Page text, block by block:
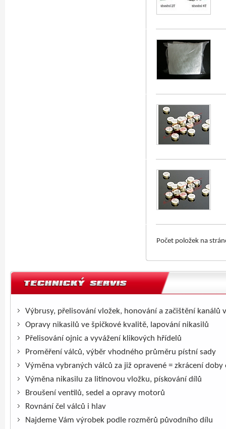
Počet položek na
Výbrusy, přelisování vložek, honování a začištění kanálů
Opravy nikasilů ve špičkové kvalitě, lapování nikasilů
Přelisování ojnic a vyvážení klikových hřídelů
Proměření válců, výběr vhodného průměru pístní sady
Výměna vybraných válců za již opravené = zkrácení doby
Výměna nikasilu za litinovou vložku, pískování dílů
Broušení ventilů, sedel a opravy motorů
Rovnání čel válců i hlav
Najdeme Vám výrobek podle rozměrů původního dílu